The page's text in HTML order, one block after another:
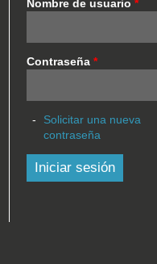
Nombre de usuario *
Contraseña *
Solicitar una nueva
contraseña